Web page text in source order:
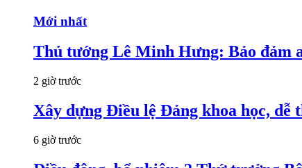
Mới nhất
Thủ tướng Lê Minh Hưng: Bảo đảm
2 giờ trước
Xây dựng Điều lệ Đảng khoa học, dễ
6 giờ trước